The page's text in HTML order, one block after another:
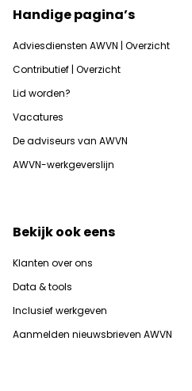
Handige pagina’s
Adviesdiensten AWVN | Overzicht
Contributief | Overzicht
Lid worden?
Vacatures
De adviseurs van AWVN
AWVN-werkgeverslijn
Bekijk ook eens
Klanten over ons
Data & tools
Inclusief werkgeven
Aanmelden nieuwsbrieven AWVN